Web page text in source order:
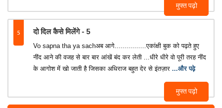
मुफ्त पढ़ो
5 दो दिल कैसे मिलेंगे - 5
मुफ्त पढ़ो
Vo sapna tha ya sachअब आगे................एकांक्षी बुक को पढ़ते हुए
नींद आने की वजह से बार बार आंखें बंद कर लेती ...धीरे धीरे वो पूरी तरह नींद
के आगोश में खो जाती है जिसका अधिराज बहुत देर से इंतज़ार ...और पढ़े